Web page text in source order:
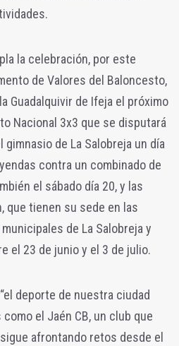
la celebración, por este
de Valores del Baloncesto,
Guadalquivir de Ifeja el próximo
Nacional 3x3 que se disputará
de La Salobreja un día
contra un combinado de
el sábado día 20, y las
que tienen su sede en las
de La Salobreja y
el 23 de junio y el 3 de julio.
deporte de nuestra ciudad
el Jaén CB, un club que
afrontando retos desde el